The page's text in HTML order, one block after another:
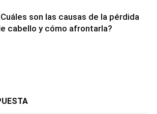
son las causas de la pérdida
cabello y cómo afrontarla?